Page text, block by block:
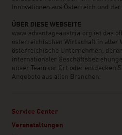
Innovationen aus Österreich und
ÜBER DIESE WEBSEITE
www.advantageaustria.org ist das
österreichischen Wirtschaft in aller
österreichische Unternehmen,
internationaler
unser Team vor Ort oder entdecken
Angebote aus allen Branchen.
Service Center
Veranstaltungen